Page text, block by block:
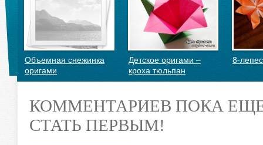
Объемная снежинка
оригами
Детское оригами –
кроха тюльпан
8-
КОММЕНТАРИЕВ ПОКА
СТАТЬ ПЕРВЫМ!